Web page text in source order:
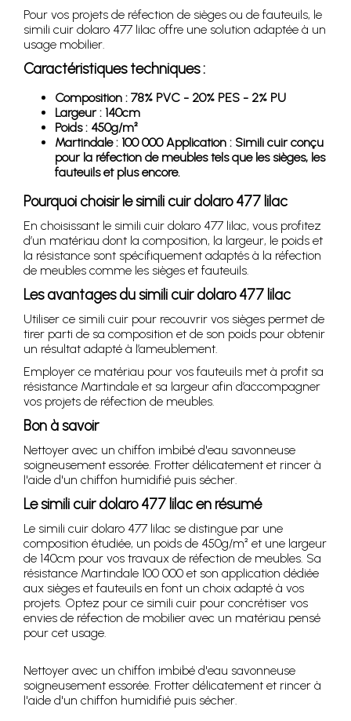
Pour vos projets de réfection de sièges ou de fauteuils, le
simili cuir dolaro 477 lilac offre une solution adaptée à un
usage mobilier.
Caractéristiques techniques :
Composition : 78% PVC - 20% PES - 2% PU
Largeur : 140cm
Poids : 450g/m²
Martindale : 100 000 Application : Simili cuir conçu
pour la réfection de meubles tels que les sièges, les
fauteuils et plus encore.
Pourquoi choisir le simili cuir dolaro 477 lilac
En choisissant le simili cuir dolaro 477 lilac, vous profitez
d’un matériau dont la composition, la largeur, le poids et
la résistance sont spécifiquement adaptés à la réfection
de meubles comme les sièges et fauteuils.
Les avantages du simili cuir dolaro 477 lilac
Utiliser ce simili cuir pour recouvrir vos sièges permet de
tirer parti de sa composition et de son poids pour obtenir
un résultat adapté à l’ameublement.
Employer ce matériau pour vos fauteuils met à profit sa
résistance Martindale et sa largeur afin d’accompagner
vos projets de réfection de meubles.
Bon à savoir
Nettoyer avec un chiffon imbibé d'eau savonneuse
soigneusement essorée. Frotter délicatement et rincer à
l'aide d'un chiffon humidifié puis sécher.
Le simili cuir dolaro 477 lilac en résumé
Le simili cuir dolaro 477 lilac se distingue par une
composition étudiée, un poids de 450g/m² et une largeur
de 140cm pour vos travaux de réfection de meubles. Sa
résistance Martindale 100 000 et son application dédiée
aux sièges et fauteuils en font un choix adapté à vos
projets. Optez pour ce simili cuir pour concrétiser vos
envies de réfection de mobilier avec un matériau pensé
pour cet usage.
Nettoyer avec un chiffon imbibé d'eau savonneuse
soigneusement essorée. Frotter délicatement et rincer à
l'aide d'un chiffon humidifié puis sécher.